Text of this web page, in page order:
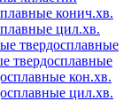
конич.хв.
цил.хв.
твердосплавные
твердосплавные
кон.хв.
цил.хв.